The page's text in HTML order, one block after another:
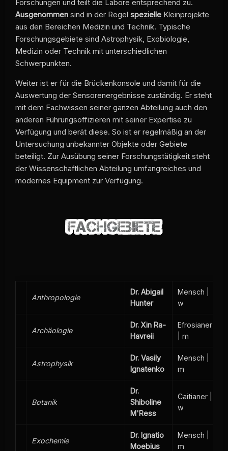
Forschungen und teilt die Labore entsprechend zu.
Ausgenommen sind in der Regel spezielle Kleinprojekte
aus den Bereichen Medizin und Technik. Typische
Forschungsgebiete sind Astrophysik, Exobiologie,
Medizin oder Technik mit unterschiedlichen
Schwerpunkten.
Weiter ist er für die Brückenkonsole und damit für die
Auswertung der Sensorenergebnisse zuständig. Er steht
mit dem Fachwissen seiner ganzen Abteilung auch den
anderen Führungsoffizieren mit seiner Expertise zu
Verfügung und berät diese. So ist er regelmäßig an der
Untersuchung unbekannter Objekte oder Gebiete
beteiligt. Zur Ausübung seiner Forschungstätigkeit steht
der Wissenschaftlichen Abteilung umfangreiches und
modernes Equipment zur Verfügung.
Anthropologie
Dr. Abigail
Hunter
Mensch |
w
Archäologie
Dr. Xin Ra-
Havreii
Efrosianer
| m
Astrophysik
Dr. Vasily
Ignatenko
Mensch |
m
Botanik
Dr.
Shiboline
M'Ress
Caitianer |
w
Exochemie
Dr. Ignatio
Moebius
Mensch |
m